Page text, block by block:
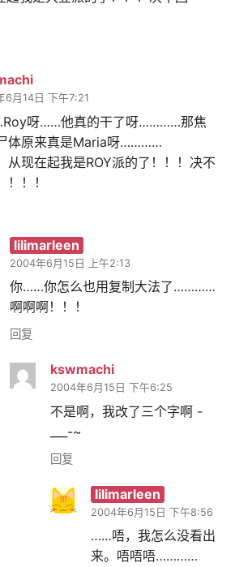
6月14日 下午7:21
呀……他真的干了呀…………那焦
体原来真是Maria呀…………
从现在起我是ROY派的了！！！决不
！！！
lilimarleen
2004年6月15日 上午2:13
你……你怎么也用复制大法了…………
啊啊啊！！！
回复
kswmachi
2004年6月15日 下午6:25
不是啊，我改了三个字啊 -
___-~
回复
lilimarleen
2004年6月15日 下午8:56
……唔，我怎么没看出
来。唔唔唔…………